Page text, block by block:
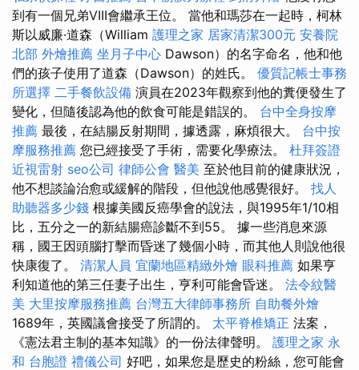
到有一個兄弟VIII會繼承王位。 當他和瑪莎在一起時，柯林
斯以威廉·道森（William 護理之家 居家清潔300元 安養院
北部 外燴推薦 坐月子中心 Dawson）的名字命名，他和他
們的孩子使用了道森（Dawson）的姓氏。 優質記帳士事務
所選擇 二手餐飲設備 演員在2023年觀察到他的糞便發生了
變化，但隨後認為他的飲食可能是錯誤的。 台中全身按摩
推薦 最後，在結腸反射期間，據透露，麻煩很大。 台中按
摩服務推薦 您已經接受了手術，需要化學療法。 杜拜簽證
近視雷射 seo公司 律師公會 醫美 至於他目前的健康狀況，
他不想談論治愈或緩解的階段，但他說他感覺很好。 找人
助聽器多少錢 根據美國反癌學會的說法，與1995年1/10相
比，五分之一的新結腸癌診斷不到55。 據一些消息來源
稱，國王因頭腦打擊而昏迷了幾個小時，而其他人則說他很
快康復了。 清潔人員 宜蘭地區精緻外燴 眼科推薦 如果亨
利知道他的第三任妻子出生，亨利可能會昏迷。 法令紋醫
美 大里按摩服務推薦 台灣五大律師事務所 自助餐外燴
1689年，英國議會接受了所謂的。 太平脊椎矯正 法案，
《憲法君主制的基本知識》的一份法律聲明。 護理之家 永
和 台胞證 禮儀公司 好吧，如果您是歷史的粉絲，您可能會